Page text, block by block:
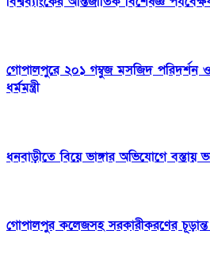
গোপালপুরে ২০১ গম্বুজ মসজিদ পরিদর্শন
ধর্মমন্ত্রী
ধনবাড়ীতে বিয়ে ভাঙ্গার অভিযোগে বস্তায়
গোপালপুর কলেজসহ সরকারীকরণের